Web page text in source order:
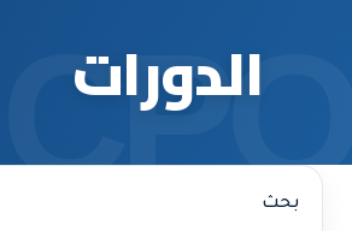
الدورات
بحث